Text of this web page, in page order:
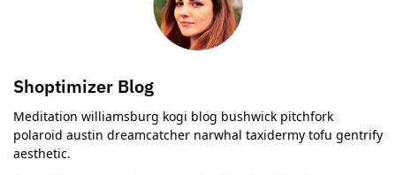
Shoptimizer Blog
Meditation williamsburg kogi blog bushwick pitchfork
polaroid austin dreamcatcher narwhal taxidermy tofu gentrify
aesthetic.